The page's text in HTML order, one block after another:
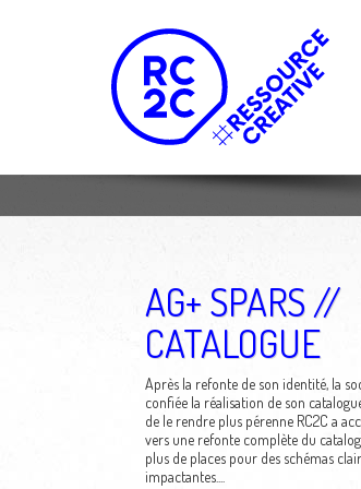
AG+ SPARS //
CATALOGUE
Après la refonte de son identité, la
confiée la réalisation de son
de le rendre plus pérenne RC2C a
vers une refonte complète du
plus de places pour des schémas
impactantes....